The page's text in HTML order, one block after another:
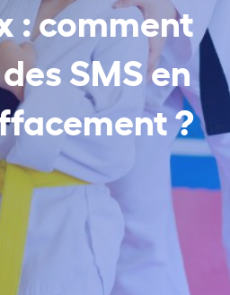
: comment
SMS en
?